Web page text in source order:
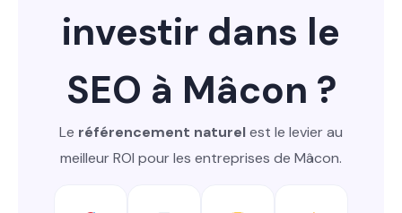
investir dans le
SEO à Mâcon ?
Le référencement naturelest le levier au
meilleur ROI pour les entreprises de Mâcon.